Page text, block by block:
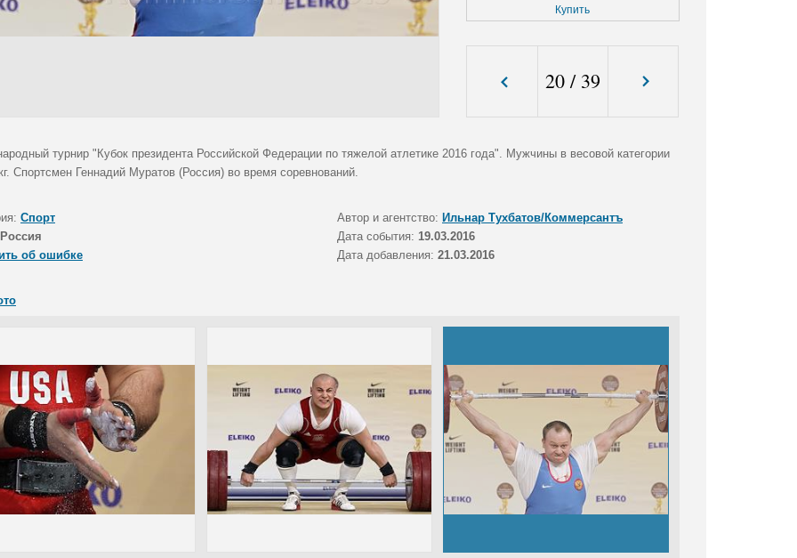
Купить
20/ 39
турнир "Кубок президента Российской Федерации по тяжелой атлетике 2016 года". Мужчины в весовой категории
Спортсмен Геннадий Муратов (Россия) во время соревнований.
Спорт Автор и агентство: Ильнар Тухбатов/Коммерсантъ
Россия Дата события: 19.03.2016
об ошибке
Дата добавления: 21.03.2016